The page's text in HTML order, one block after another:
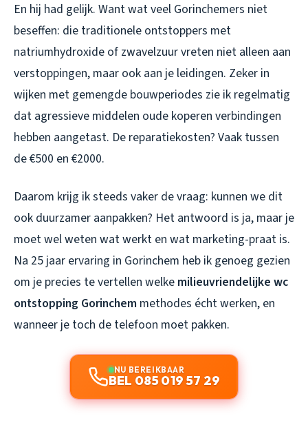
En hij had gelijk. Want wat veel Gorinchemers niet
beseffen: die traditionele ontstoppers met
natriumhydroxide of zwavelzuur vreten niet alleen aan
verstoppingen, maar ook aan je leidingen. Zeker in
wijken met gemengde bouwperiodes zie ik regelmatig
dat agressieve middelen oude koperen verbindingen
hebben aangetast. De reparatiekosten? Vaak tussen
de €500 en €2000.
Daarom krijg ik steeds vaker de vraag: kunnen we dit
ook duurzamer aanpakken? Het antwoord is ja, maar je
moet wel weten wat werkt en wat marketing-praat is.
Na 25 jaar ervaring in Gorinchem heb ik genoeg gezien
om je precies te vertellen welke milieuvriendelijke wc
ontstopping Gorinchem methodes écht werken, en
wanneer je toch de telefoon moet pakken.
NU BEREIKBAAR
BEL 085 019 57 29